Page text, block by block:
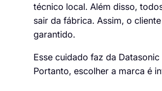
técnico local. Além disso,
sair da fábrica. Assim, o
garantido.
Esse cuidado faz da
Portanto, escolher a marca é